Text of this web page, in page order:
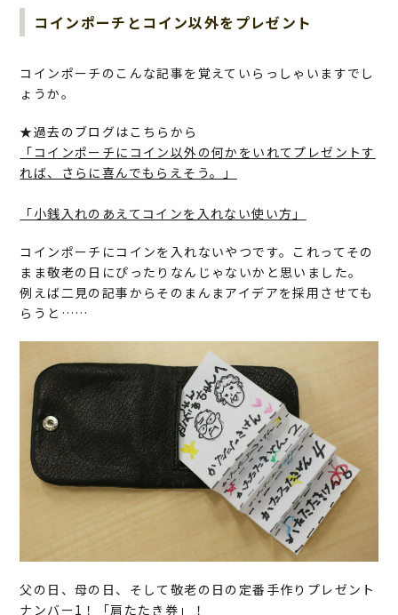
コインポーチとコイン以外をプレゼント
コインポーチのこんな記事を覚えていらっしゃいますでし
ょうか。
★過去のブログはこちらから
「コインポーチにコイン以外の何かをいれてプレゼントす
れば、さらに喜んでもらえそう。」
「小銭入れのあえてコインを入れない使い方」
コインポーチにコインを入れないやつです。これってその
まま敬老の日にぴったりなんじゃないかと思いました。
例えば二見の記事からそのまんまアイデアを採用させても
らうと……
父の日、母の日、そして敬老の日の定番手作りプレゼント
ナンバー1！「肩たたき券」！